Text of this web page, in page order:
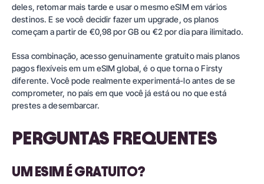
deles, retomar mais tarde e usar o mesmo eSIM em vários
destinos. E se você decidir fazer um upgrade, os planos
começam a partir de €0,98 por GB ou €2 por dia para ilimitado.
Essa combinação, acesso genuinamente gratuito mais planos
pagos flexíveis em um eSIM global, é o que torna o Firsty
diferente. Você pode realmente experimentá-lo antes de se
comprometer, no país em que você já está ou no que está
prestes a desembarcar.
PERGUNTAS FREQUENTES
UM ESIM É GRATUITO?